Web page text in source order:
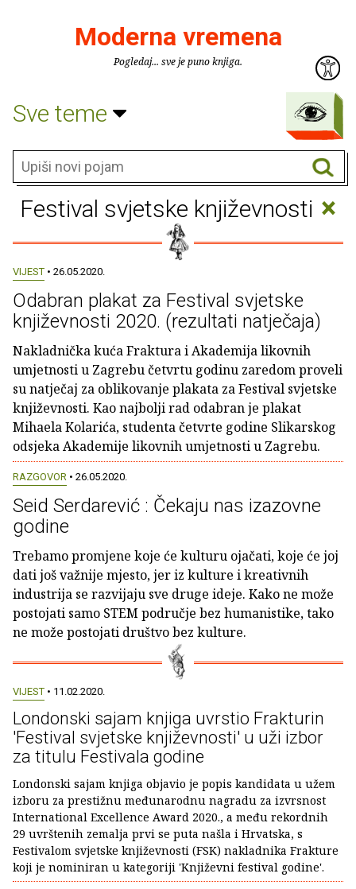
Moderna vremena
Pogledaj... sve je puno knjiga.
Sve teme
Festival svjetske književnosti ×
VIJEST • 26.05.2020.
Odabran plakat za Festival svjetske
književnosti 2020. (rezultati natječaja)
Nakladnička kuća Fraktura i Akademija likovnih
umjetnosti u Zagrebu četvrtu godinu zaredom proveli
su natječaj za oblikovanje plakata za Festival svjetske
književnosti. Kao najbolji rad odabran je plakat
Mihaela Kolarića, studenta četvrte godine Slikarskog
odsjeka Akademije likovnih umjetnosti u Zagrebu.
RAZGOVOR • 26.05.2020.
Seid Serdarević : Čekaju nas izazovne
godine
Trebamo promjene koje će kulturu ojačati, koje će joj
dati još važnije mjesto, jer iz kulture i kreativnih
industrija se razvijaju sve druge ideje. Kako ne može
postojati samo STEM područje bez humanistike, tako
ne može postojati društvo bez kulture.
VIJEST • 11.02.2020.
Londonski sajam knjiga uvrstio Frakturin
'Festival svjetske književnosti' u uži izbor
za titulu Festivala godine
Londonski sajam knjiga objavio je popis kandidata u užem
izboru za prestižnu međunarodnu nagradu za izvrsnost
International Excellence Award 2020., a među rekordnih
29 uvrštenih zemalja prvi se puta našla i Hrvatska, s
Festivalom svjetske književnosti (FSK) nakladnika Frakture
koji je nominiran u kategoriji 'Književni festival godine'.